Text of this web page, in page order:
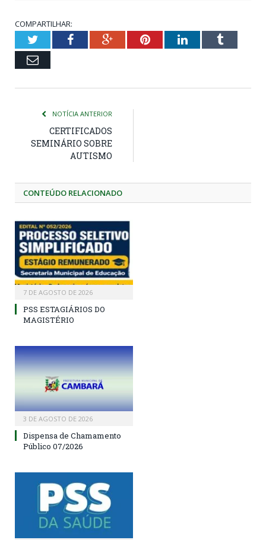
COMPARTILHAR:
TwitterFacebookGoogle+PinterestLinkedInTumblr
Email
NOTÍCIA ANTERIOR
CERTIFICADOS
SEMINÁRIO SOBRE
AUTISMO
CONTEÚDO RELACIONADO
7 DE AGOSTO DE 2026
PSS ESTAGIÁRIOS DO
MAGISTÉRIO
3 DE AGOSTO DE 2026
Dispensa de Chamamento
Público 07/2026